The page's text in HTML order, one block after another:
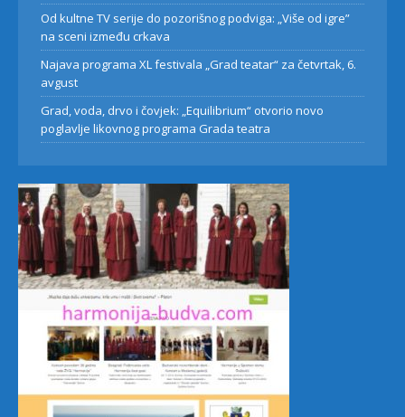
Od kultne TV serije do pozorišnog podviga: „Više od igre”
na sceni između crkava
Najava programa XL festivala „Grad teatar“ za četvrtak, 6.
avgust
Grad, voda, drvo i čovjek: „Equilibrium“ otvorio novo
poglavlje likovnog programa Grada teatra